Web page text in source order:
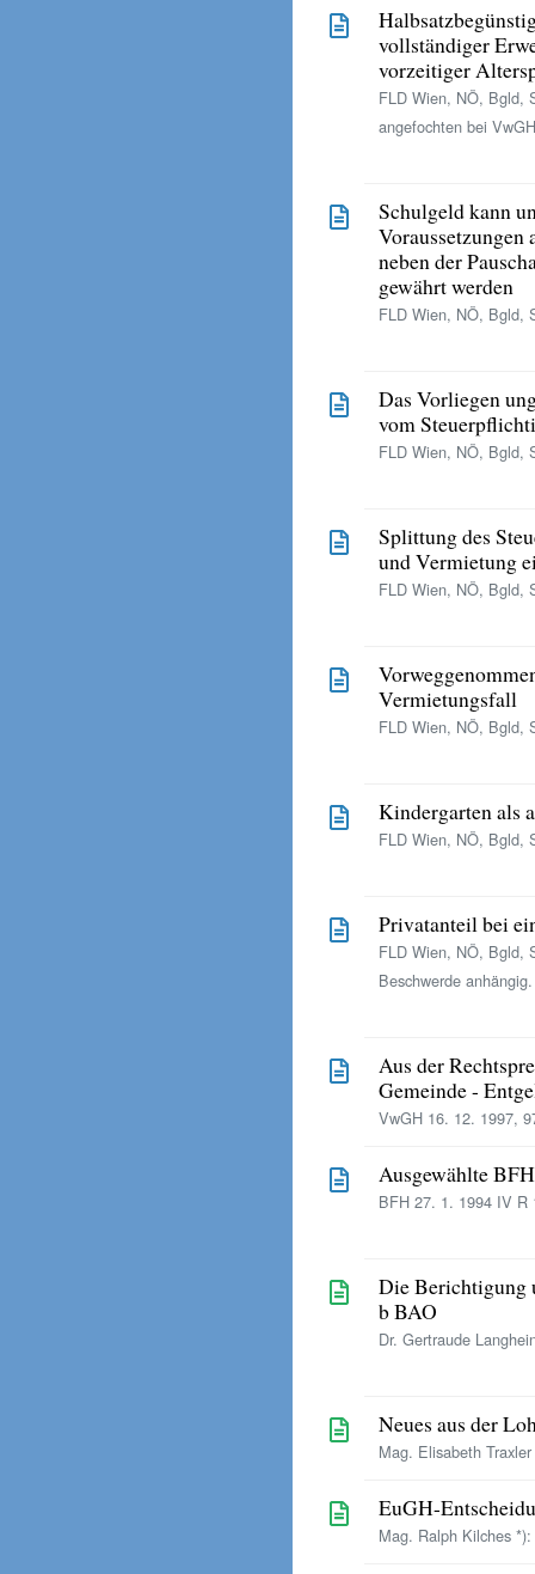
vollständiger
vorzeitiger
FLD Wien, NÖ, Bgld,
angefochten bei
Schulgeld kann
Voraussetzungen
neben der
gewährt werden
FLD Wien, NÖ, Bgld,
Das Vorliegen
vom
FLD Wien, NÖ, Bgld,
Splittung des
und Vermietung
FLD Wien, NÖ, Bgld,
Vermietungsfall
FLD Wien, NÖ, Bgld,
Kindergarten als
FLD Wien, NÖ, Bgld,
Privatanteil bei
FLD Wien, NÖ, Bgld,
Beschwerde anhängig.
Aus der
Gemeinde -
VwGH 16. 12. 1997,
Ausgewählte
BFH 27. 1. 1994 IV
Die Berichtigung
b BAO
Dr. Gertraude
Neues aus der
Mag. Elisabeth Traxler
EuGH-
Mag. Ralph Kilches *):